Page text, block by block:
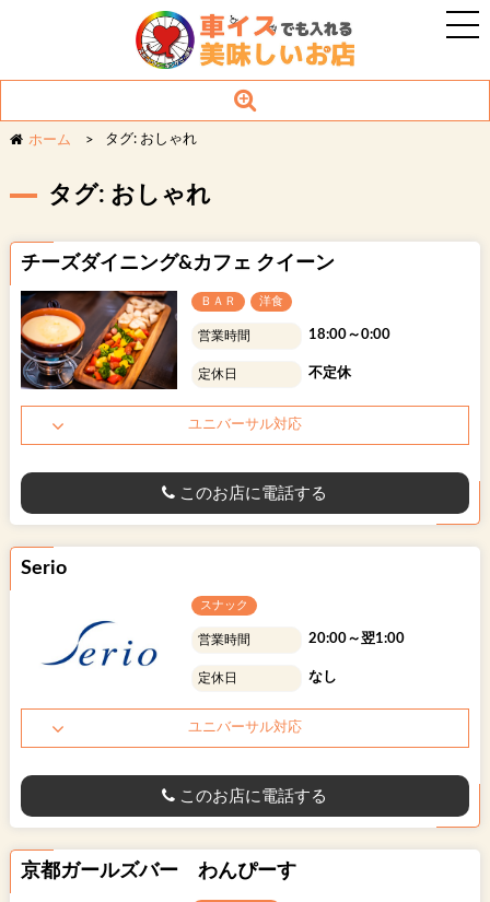
ン
イタリアン ラウンジ スイーツ 洋食
ー
ユニバーサル対応状況から探す
ホーム タグ: おしゃれ
タグ: おしゃれ
チーズダイニング&カフェ クイーン
ＢＡＲ 洋食
営業時間 18:00～0:00
定休日 不定休
ユニバーサル対応
このお店に電話する
Serio
スナック
営業時間 20:00～翌1:00
定休日 なし
ユニバーサル対応
このお店に電話する
京都ガールズバー わんぴーす